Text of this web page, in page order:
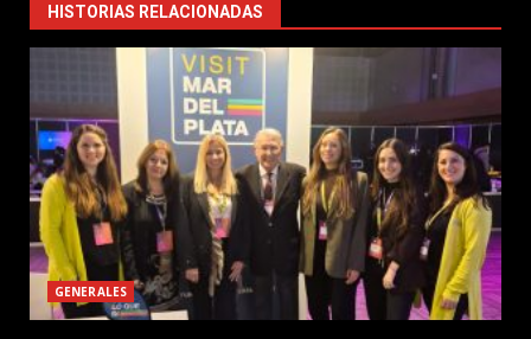
HISTORIAS RELACIONADAS
GENERALES